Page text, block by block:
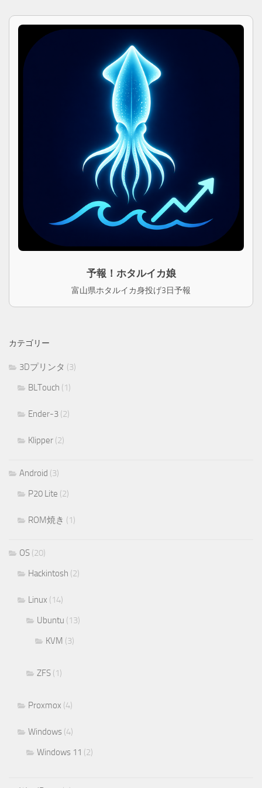
予報！ホタルイカ娘
富山県ホタルイカ身投げ3日予報
カテゴリー
3Dプリンタ (3)
BLTouch (1)
Ender-3 (2)
Klipper (2)
Android (3)
P20 Lite (2)
ROM焼き (1)
OS (20)
Hackintosh (2)
Linux (14)
Ubuntu (13)
KVM (3)
ZFS (1)
Proxmox (4)
Windows (4)
Windows 11 (2)